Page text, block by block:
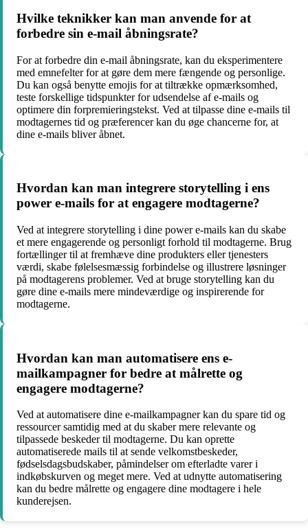
Hvilke teknikker kan man anvende for at
forbedre sin e-mail åbningsrate?
For at forbedre din e-mail åbningsrate, kan du eksperimentere
med emnefelter for at gøre dem mere fængende og personlige.
Du kan også benytte emojis for at tiltrække opmærksomhed,
teste forskellige tidspunkter for udsendelse af e-mails og
optimere din forpremieringstekst. Ved at tilpasse dine e-mails til
modtagernes tid og præferencer kan du øge chancerne for, at
dine e-mails bliver åbnet.
Hvordan kan man integrere storytelling i ens
power e-mails for at engagere modtagerne?
Ved at integrere storytelling i dine power e-mails kan du skabe
et mere engagerende og personligt forhold til modtagerne. Brug
fortællinger til at fremhæve dine produkters eller tjenesters
værdi, skabe følelsesmæssig forbindelse og illustrere løsninger
på modtagerens problemer. Ved at bruge storytelling kan du
gøre dine e-mails mere mindeværdige og inspirerende for
modtagerne.
Hvordan kan man automatisere ens e-
mailkampagner for bedre at målrette og
engagere modtagerne?
Ved at automatisere dine e-mailkampagner kan du spare tid og
ressourcer samtidig med at du skaber mere relevante og
tilpassede beskeder til modtagerne. Du kan oprette
automatiserede mails til at sende velkomstbeskeder,
fødselsdagsbudskaber, påmindelser om efterladte varer i
indkøbskurven og meget mere. Ved at udnytte automatisering
kan du bedre målrette og engagere dine modtagere i hele
kunderejsen.